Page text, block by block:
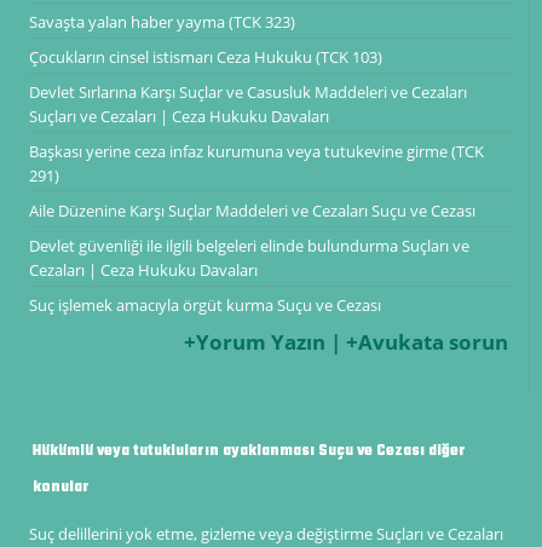
Savaşta yalan haber yayma (TCK 323)
Çocukların cinsel istismarı Ceza Hukuku (TCK 103)
Devlet Sırlarına Karşı Suçlar ve Casusluk Maddeleri ve Cezaları
Suçları ve Cezaları | Ceza Hukuku Davaları
Başkası yerine ceza infaz kurumuna veya tutukevine girme (TCK
291)
Aile Düzenine Karşı Suçlar Maddeleri ve Cezaları Suçu ve Cezası
Devlet güvenliği ile ilgili belgeleri elinde bulundurma Suçları ve
Cezaları | Ceza Hukuku Davaları
Suç işlemek amacıyla örgüt kurma Suçu ve Cezası
+Yorum Yazın | +Avukata sorun
Hükümlü veya tutukluların ayaklanması Suçu ve Cezası diğer
konular
Suç delillerini yok etme, gizleme veya değiştirme Suçları ve Cezaları